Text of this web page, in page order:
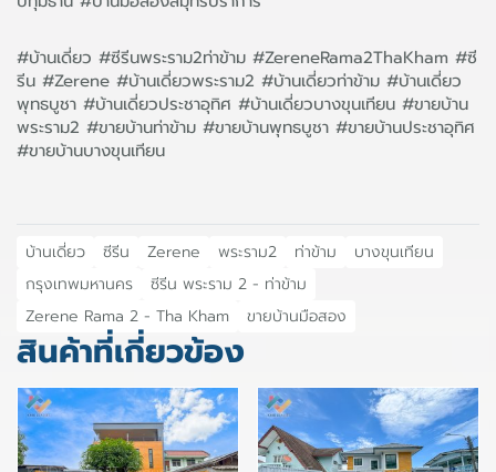
#บ้านเดี่ยว #ซีรีนพระราม2ท่าข้าม #ZereneRama2ThaKham #ซี
รีน #Zerene #บ้านเดี่ยวพระราม2 #บ้านเดี่ยวท่าข้าม #บ้านเดี่ยว
พุทธบูชา #บ้านเดี่ยวประชาอุทิศ #บ้านเดี่ยวบางขุนเทียน #ขายบ้าน
พระราม2 #ขายบ้านท่าข้าม #ขายบ้านพุทธบูชา #ขายบ้านประชาอุทิศ
#ขายบ้านบางขุนเทียน
บ้านเดี่ยว ซีรีน Zerene พระราม2 ท่าข้าม
บางขุนเทียน
กรุงเทพมหานคร
ซีรีน พระราม 2 - ท่าข้าม
Zerene Rama 2 - Tha Kham
ขายบ้านมือสอง
สินค้าที่เกี่ยวข้อง